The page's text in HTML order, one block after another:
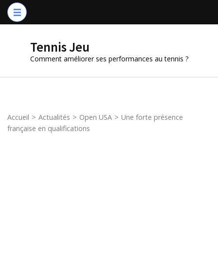
Aller
au
(PressezTennis Jeu
Comment améliorer ses performances au tennis ?
Accueil > Actualités > Open USA > Une forte présence
française en qualifications